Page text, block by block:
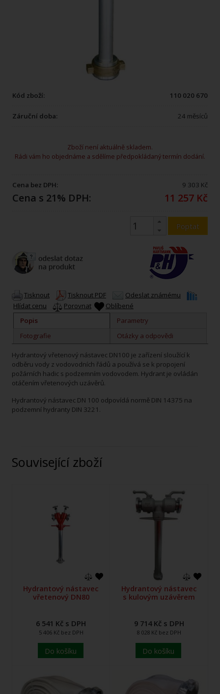
Kód zboží: 110 020 670
Záruční doba: 24 měsíců
Zboží není aktuálně skladem.
Rádi vám ho objednáme a sdělíme předpokládaný termín dodání.
Cena bez DPH: 9 303 Kč
Cena s 21% DPH: 11 257 Kč
Poptat
Tisknout Tisknout PDF
Odeslat známému
Hlídat cenu
Porovnat
Oblíbené
Popis
Parametry
Fotografie
Otázky a odpovědi
Hydrantový vřetenový nástavec DN100 je zařízení sloužící k
odběru vody z vodovodních řádů a používá se k propojení
požárních hadic s podzemním vodovodem. Hydrant je ovládán
otáčením vřetenových uzávěrů.
Hydrantový nástavec DN 100 odpovídá normě DIN 14375 na
podzemní hydranty DIN 3221.
Související zboží
Hydrantový nástavec
vřetenový DN80
6 541 Kč s DPH
5 406 Kč bez DPH
Do košíku
Hydrantový nástavec
s kulovým uzávěrem
9 714 Kč s DPH
8 028 Kč bez DPH
Do košíku